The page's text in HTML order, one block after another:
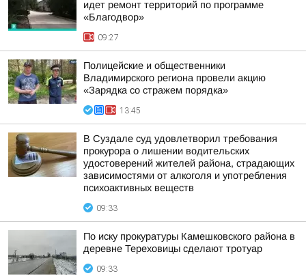
идет ремонт территорий по программе
«Благодвор»
09:27
Полицейские и общественники
Владимирского региона провели акцию
«Зарядка со стражем порядка»
13:45
В Суздале суд удовлетворил требования
прокурора о лишении водительских
удостоверений жителей района, страдающих
зависимостями от алкоголя и употребления
психоактивных веществ
09:33
По иску прокуратуры Камешковского района в
деревне Тереховицы сделают тротуар
09:33